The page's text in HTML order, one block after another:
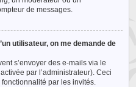
de messages.
utilisateur, on me demande de
s’envoyer des e-mails via le
par l’administrateur). Ceci
par les invités.